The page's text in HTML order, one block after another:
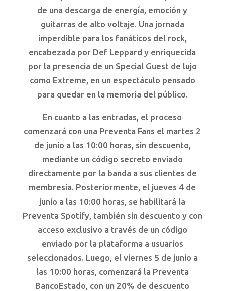
de una descarga de energía, emoción y
guitarras de alto voltaje. Una jornada
imperdible para los fanáticos del rock,
encabezada por Def Leppard y enriquecida
por la presencia de un Special Guest de lujo
como Extreme, en un espectáculo pensado
para quedar en la memoria del público.
En cuanto a las entradas, el proceso
comenzará con una Preventa Fans el martes 2
de junio a las 10:00 horas, sin descuento,
mediante un código secreto enviado
directamente por la banda a sus clientes de
membresía. Posteriormente, el jueves 4 de
junio a las 10:00 horas, se habilitará la
Preventa Spotify, también sin descuento y con
acceso exclusivo a través de un código
enviado por la plataforma a usuarios
seleccionados. Luego, el viernes 5 de junio a
las 10:00 horas, comenzará la Preventa
BancoEstado, con un 20% de descuento